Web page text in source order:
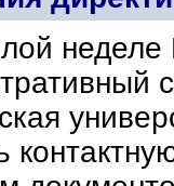
неделе